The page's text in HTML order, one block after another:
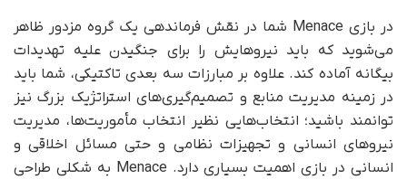
در بازی Menace شما در نقش فرماندهی یک گروه مزدور ظاهر
می‌شوید که باید نیروهایش را برای جنگیدن علیه تهدیدات
بیگانه آماده کند. علاوه بر مبارزات سه بعدی تاکتیکی، شما باید
در زمینه مدیریت منابع و تصمیم‌گیری‌های استراتژیک بزرگ نیز
توانمند باشید؛ انتخاب‌هایی نظیر انتخاب مأموریت‌ها، مدیریت
نیروهای انسانی و تجهیزات نظامی و حتی مسائل اخلاقی و
انسانی در بازی اهمیت بسیاری دارد. Menace به شکلی طراحی